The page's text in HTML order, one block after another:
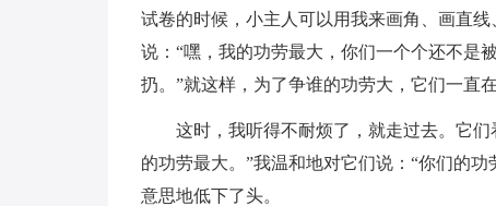
试卷的时候，小主人可以用我来画角、画直
说：“嘿，我的功劳最大，你们一个个还不是
扔。”就这样，为了争谁的功劳大，它们一直在
这时，我听得不耐烦了，就走过去。它
的功劳最大。”我温和地对它们说：“你们的
意思地低下了头。